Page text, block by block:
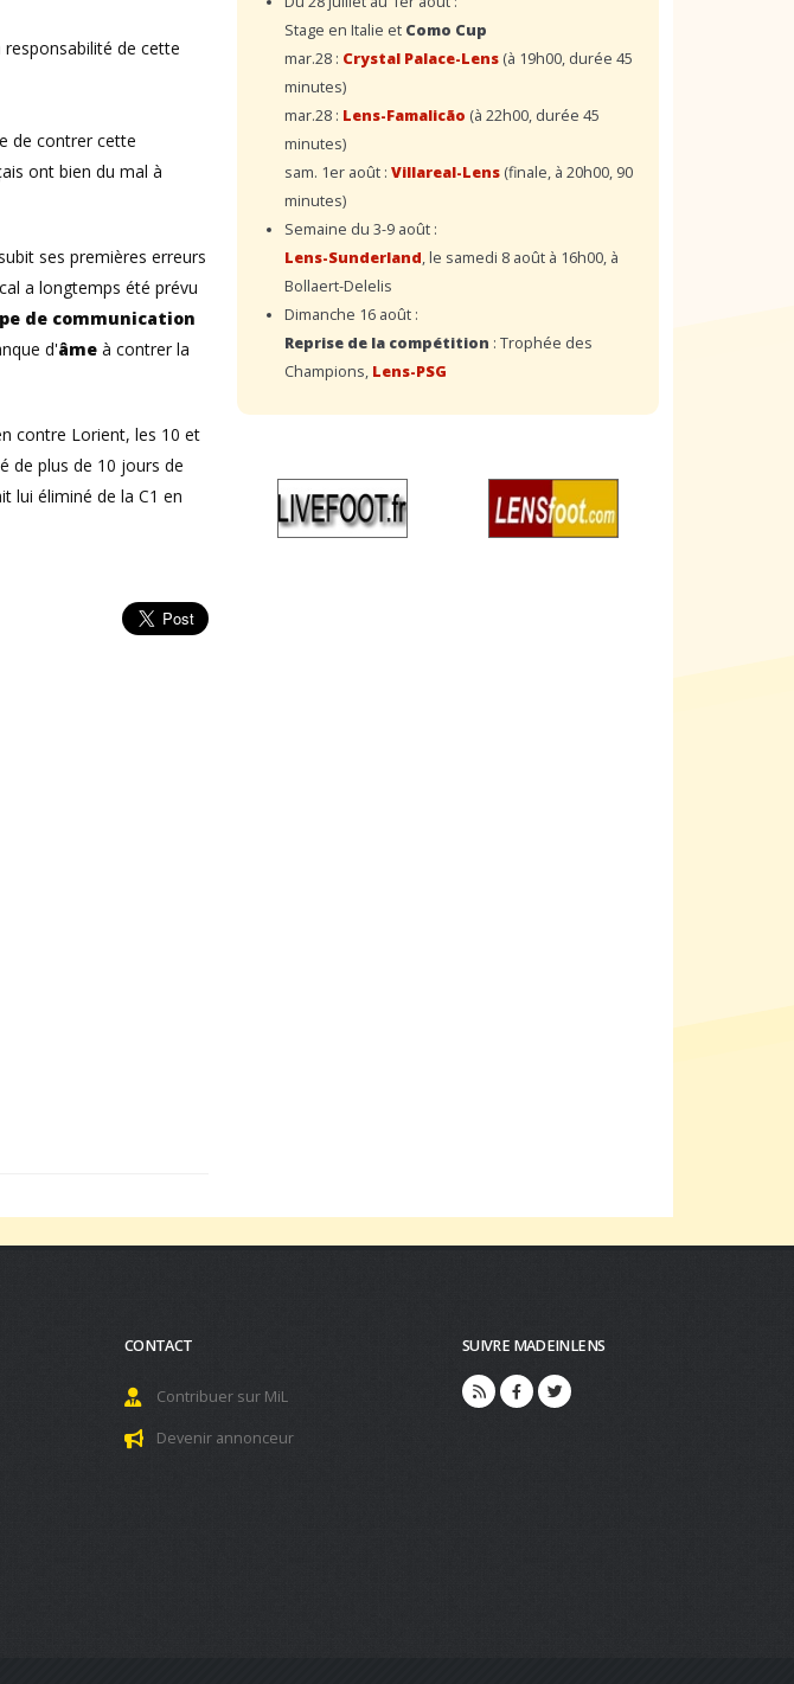
responsabilité de cette
de contrer cette
ont bien du mal à
ses premières erreurs
a longtemps été prévu
de communication
d'âme à contrer la
contre Lorient, les 10 et
de plus de 10 jours de
lui éliminé de la C1 en
Stage en Italie et Como Cup
mar.28 : Crystal Palace-Lens (à 19h00, durée 45
minutes)
mar.28 : Lens-Famalicão (à 22h00, durée 45
minutes)
sam. 1er août : Villareal-Lens (finale, à 20h00, 90
minutes)
Semaine du 3-9 août :
Lens-Sunderland, le samedi 8 août à 16h00, à
Bollaert-Delelis
Dimanche 16 août :
Reprise de la compétition : Trophée des
Champions, Lens-PSG
CONTACT
Contribuer sur MiL
Devenir annonceur
SUIVRE MADEINLENS